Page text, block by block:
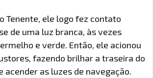
Tenente, ele logo fez contato
de uma luz branca, às vezes
e verde. Então, ele acionou
fazendo brilhar a traseira do
acender as luzes de navegação.